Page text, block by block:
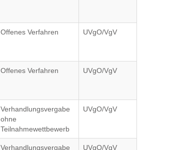
Offenes Verfahren UVgO/VgV
Offenes Verfahren UVgO/VgV
Verhandlungsvergabe
ohne
Teilnahmewettbewerb
UVgO/VgV
Verhandlungsvergabe UVgO/VgV